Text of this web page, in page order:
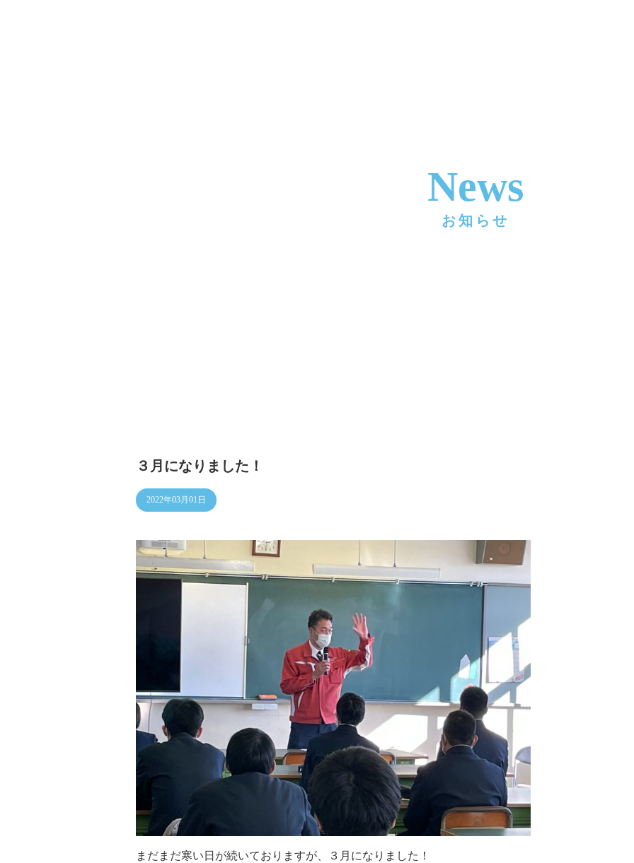
News
お知らせ
３月になりました！
2022年03月01日
まだまだ寒い日が続いておりますが、３月になりました！